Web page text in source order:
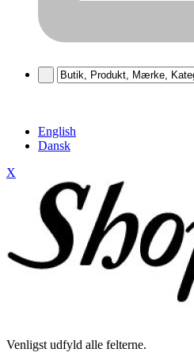
English
Dansk
X
Venligst udfyld alle felterne.